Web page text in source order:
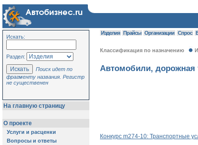
Искать:
Раздел:
Поиск идет по
фрагменту названия. Регистр
не существенен
На главную страницу
О проекте
Услуги и расценки
Вопросы и ответы
Изделия Прайсы Организации Спрос
Классификация по назначению
Автомобили, дорожная
Конкурс m274-10: Транспортные